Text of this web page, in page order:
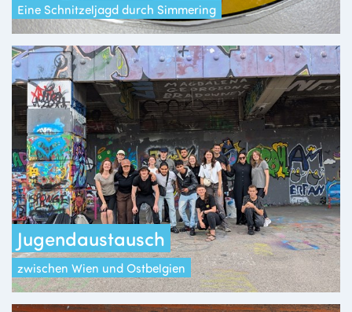
Eine Schnitzeljagd durch Simmering
Jugendaustausch
zwischen Wien und Ostbelgien